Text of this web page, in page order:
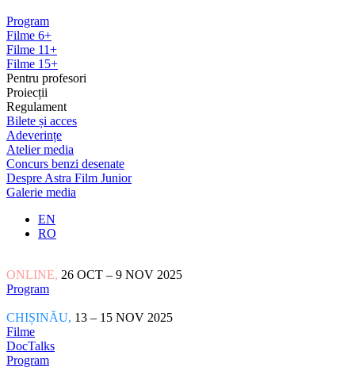
Program
Filme 6+
Filme 11+
Filme 15+
Pentru profesori
Proiecții
Regulament
Bilete și acces
Adeverințe
Atelier media
Concurs benzi desenate
Despre Astra Film Junior
Galerie media
EN
RO
ONLINE, 26 OCT – 9 NOV 2025
Program
CHIȘINĂU, 13 – 15 NOV 2025
Filme
DocTalks
Program